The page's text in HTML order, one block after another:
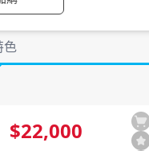
色
$22,000